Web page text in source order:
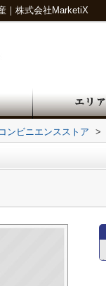
｜株式会社MarketiX
ンビニエンスストア >